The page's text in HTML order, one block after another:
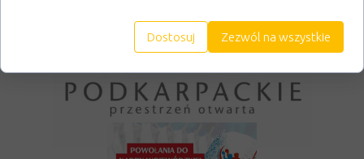
Dostosuj Zezwól na wszystkie